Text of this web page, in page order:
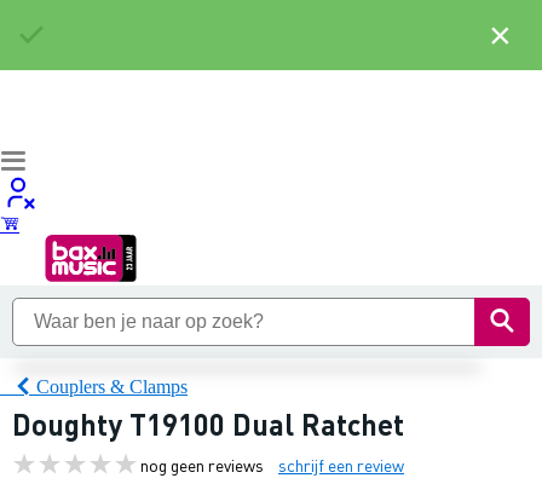
Couplers & Clamps
Doughty T19100 Dual Ratchet
nog geen reviews schrijf een review
×